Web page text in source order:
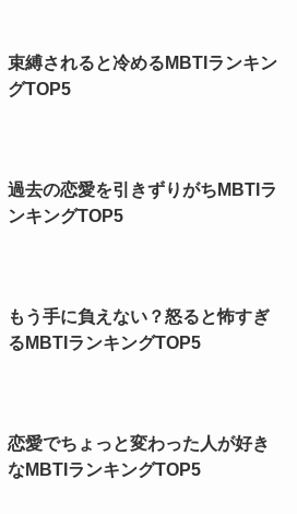
束縛されると冷めるMBTIランキン
グTOP5
過去の恋愛を引きずりがちMBTIラ
ンキングTOP5
もう手に負えない？怒ると怖すぎ
るMBTIランキングTOP5
恋愛でちょっと変わった人が好き
なMBTIランキングTOP5